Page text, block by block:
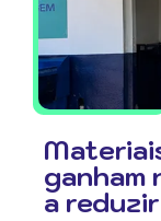
ganham
a